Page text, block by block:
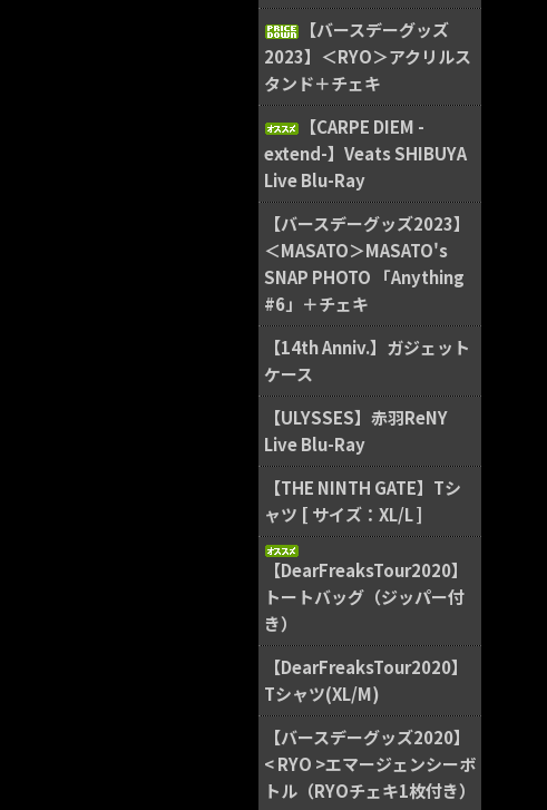
【バースデーグッズ
2023】＜RYO＞アクリルス
タンド＋チェキ
【CARPE DIEM -
extend-】Veats SHIBUYA
Live Blu-Ray
【バースデーグッズ2023】
＜MASATO＞MASATO's
SNAP PHOTO 「Anything
#6」＋チェキ
【14th Anniv.】ガジェット
ケース
【ULYSSES】赤羽ReNY
Live Blu-Ray
【THE NINTH GATE】Tシ
ャツ [ サイズ：XL/L ]
【DearFreaksTour2020】
トートバッグ（ジッパー付
き）
【DearFreaksTour2020】
Tシャツ(XL/M)
【バースデーグッズ2020】
< RYO >エマージェンシーボ
トル（RYOチェキ1枚付き）